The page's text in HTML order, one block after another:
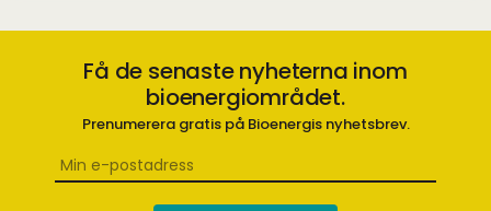
Få de senaste nyheterna inom
bioenergiområdet.
Prenumerera gratis på Bioenergis nyhetsbrev.